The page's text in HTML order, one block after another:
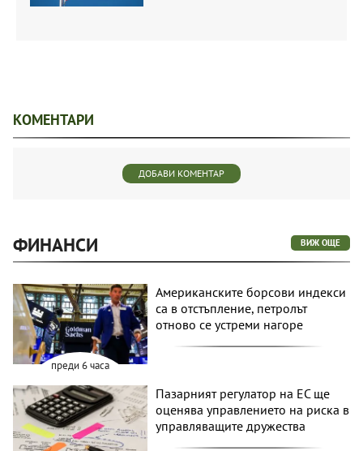
КОМЕНТАРИ
ДОБАВИ КОМЕНТАР
ФИНАНСИ ВИЖ ОЩЕ
преди 6 часа
Американските борсови индекси
са в отстъпление, петролът
отново се устреми нагоре
Пазарният регулатор на ЕС ще
оценява управлението на риска в
управляващите дружества